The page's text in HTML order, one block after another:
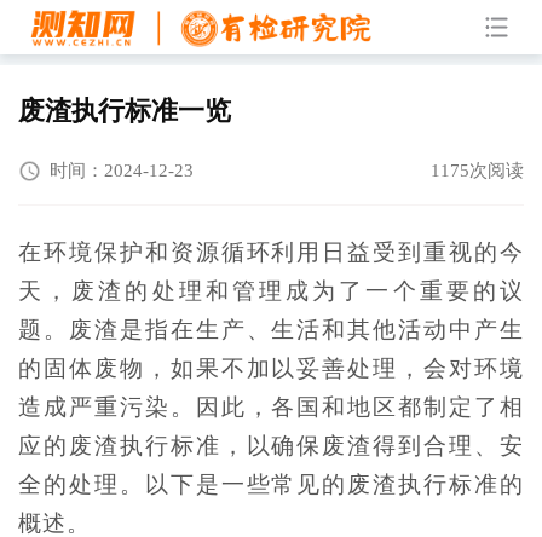
废渣执行标准一览
时间：2024-12-23 1175次阅读
在环境保护和资源循环利用日益受到重视的今
天，废渣的处理和管理成为了一个重要的议
题。废渣是指在生产、生活和其他活动中产生
的固体废物，如果不加以妥善处理，会对环境
造成严重污染。因此，各国和地区都制定了相
应的废渣执行标准，以确保废渣得到合理、安
全的处理。以下是一些常见的废渣执行标准的
概述。